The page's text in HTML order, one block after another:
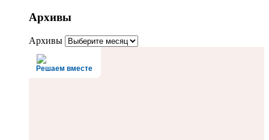
Архивы
Архивы
Решаем вместе